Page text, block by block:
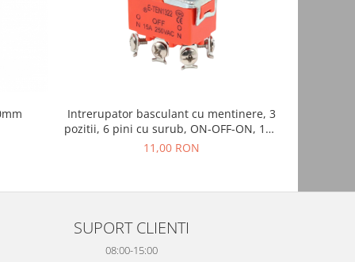
Intrerupator basculant cu mentinere, 3
pozitii, 6 pini cu surub, ON-OFF-ON, 15A
250V, DPDT, FL5-1322S
11,00 RON
SUPORT CLIENTI
08:00-15:00